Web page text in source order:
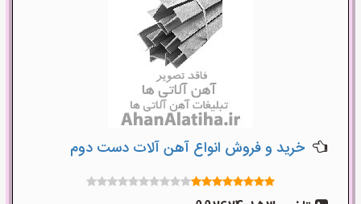
خرید و فروش انواع آهن آلات دست دوم